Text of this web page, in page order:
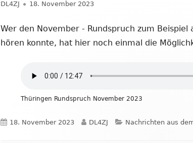
Autor
DL4ZJ
Veröffentlicht
18. November 2023
Wer den November - Rundspruch zum
hören konnte, hat hier noch einmal die
Thüringen Rundspruch November 2023
Veröffentlicht
18. November 2023 Autor
DL4ZJ Kategorien
Nachrichten aus